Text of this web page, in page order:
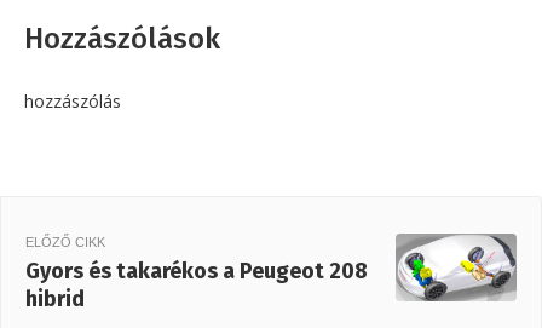
Hozzászólások
hozzászólás
ELŐZŐ CIKK
Gyors és takarékos a Peugeot 208
hibrid